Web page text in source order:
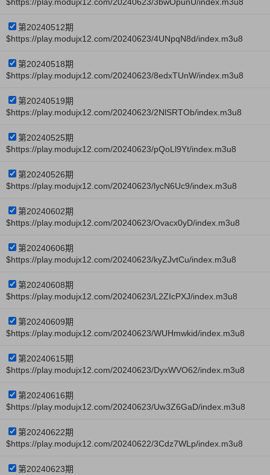
第20240512期
$https://play.modujx12.com/20240623/4UNpqN8d/index.m3u8
第20240518期
$https://play.modujx12.com/20240623/8edxTUnW/index.m3u8
第20240519期
$https://play.modujx12.com/20240623/2NlSRTOb/index.m3u8
第20240525期
$https://play.modujx12.com/20240623/pQoLl9Yt/index.m3u8
第20240526期
$https://play.modujx12.com/20240623/lycN6Uc9/index.m3u8
第20240602期
$https://play.modujx12.com/20240623/Ovacx0yD/index.m3u8
第20240606期
$https://play.modujx12.com/20240623/kyZJvtCu/index.m3u8
第20240608期
$https://play.modujx12.com/20240623/L2ZIcPXJ/index.m3u8
第20240609期
$https://play.modujx12.com/20240623/WUHmwkid/index.m3u8
第20240615期
$https://play.modujx12.com/20240623/DyxWVO62/index.m3u8
第20240616期
$https://play.modujx12.com/20240623/Uw3Z6GaD/index.m3u8
第20240622期
$https://play.modujx12.com/20240622/3Cdz7WLp/index.m3u8
第20240623期